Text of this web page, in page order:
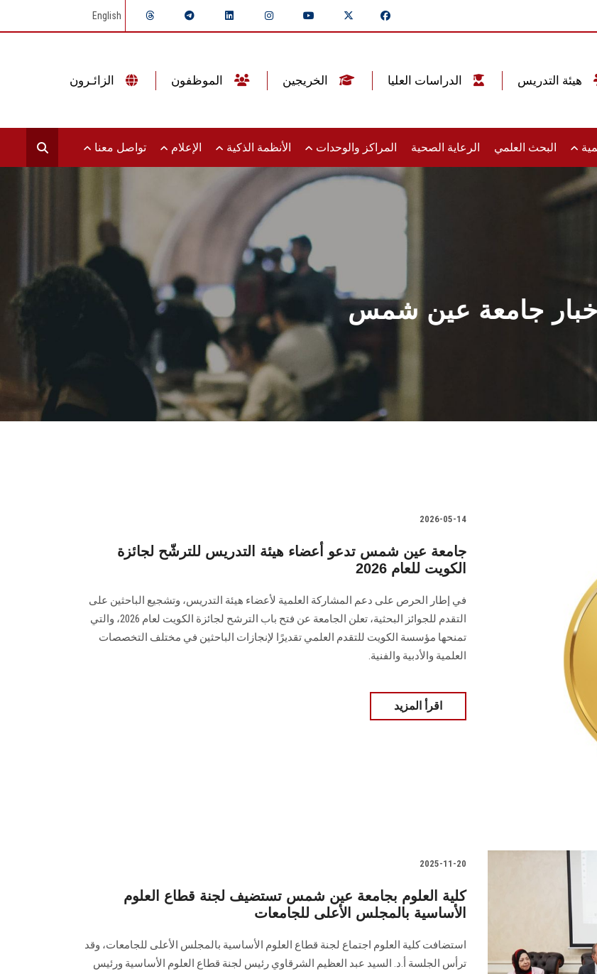
English
البحث العلمي الرعاية الصحية المراكز والوحدات الأنظمة الذكية الإعلام تواصل معنا
أخبار جامعة عين شمس
2026-05-14
جامعة عين شمس تدعو أعضاء هيئة التدريس للترشّح لجائزة
الكويت للعام 2026
في إطار الحرص على دعم المشاركة العلمية لأعضاء هيئة التدريس، وتشجيع الباحثين على
التقدم للجوائز البحثية، تعلن الجامعة عن فتح باب الترشح لجائزة الكويت لعام 2026، والتي
تمنحها مؤسسة الكويت للتقدم العلمي تقديرًا لإنجازات الباحثين في مختلف التخصصات
العلمية والأدبية والفنية.
اقرأ المزيد
2025-11-20
كلية العلوم بجامعة عين شمس تستضيف لجنة قطاع العلوم
الأساسية بالمجلس الأعلى للجامعات
استضافت كلية العلوم اجتماع لجنة قطاع العلوم الأساسية بالمجلس الأعلى للجامعات، وقد
ترأس الجلسة أ.د. السيد عبد العظيم الشرقاوي رئيس لجنة قطاع العلوم الأساسية ورئيس